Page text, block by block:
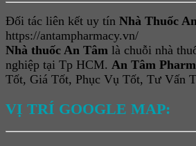
Đối tác liên kết uy tín Nhà Thuốc
https://antampharmacy.vn/
Nhà thuốc An Tâm là chuỗi nhà
nghiệp tại Tp HCM. An Tâm
Tốt, Giá Tốt, Phục Vụ Tốt, Tư Vấn
VỊ TRÍ GOOGLE MAP: